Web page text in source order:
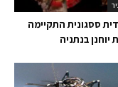
ססגונית התקיימה
יוחנן בנתניה